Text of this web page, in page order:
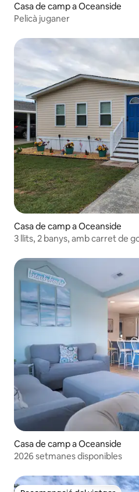
Casa de camp a Oceanside
Pelicà juganer
Casa de camp a Oceanside
3 llits, 2 banys, amb carret de
Casa de camp a Oceanside
2026 setmanes disponibles